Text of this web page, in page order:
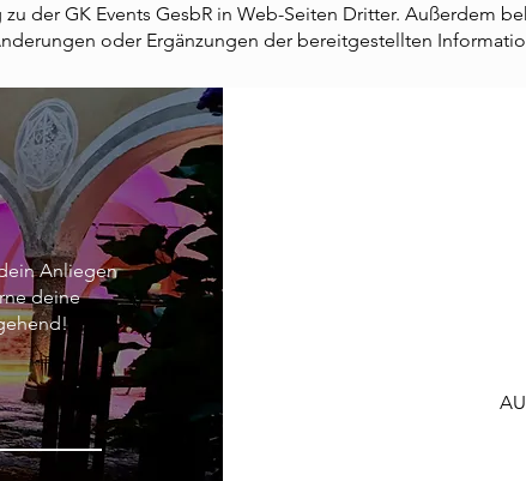
der GK Events GesbR in Web-Seiten Dritter. Außerdem
oder Ergänzungen der bereitgestellten
Anliegen
deine